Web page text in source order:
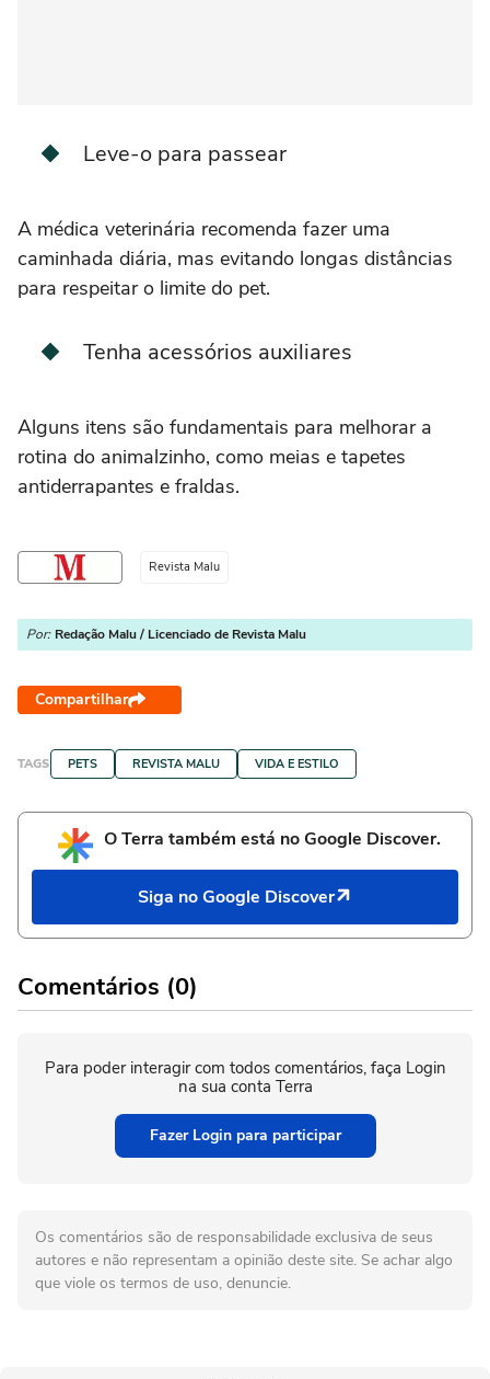
Leve-o para passear
A médica veterinária recomenda fazer uma
caminhada diária, mas evitando longas distâncias
para respeitar o limite do pet.
Tenha acessórios auxiliares
Alguns itens são fundamentais para melhorar a
rotina do animalzinho, como meias e tapetes
antiderrapantes e fraldas.
Revista Malu
Por: Redação Malu / Licenciado de Revista Malu
Compartilhar
TAGS PETS REVISTA MALU VIDA E ESTILO
O Terra também está no Google Discover.
Siga no Google Discover
Comentários (0)
Para poder interagir com todos comentários, faça Login
na sua conta Terra
Fazer Login para participar
Os comentários são de responsabilidade exclusiva de seus
autores e não representam a opinião deste site. Se achar algo
que viole os termos de uso, denuncie.